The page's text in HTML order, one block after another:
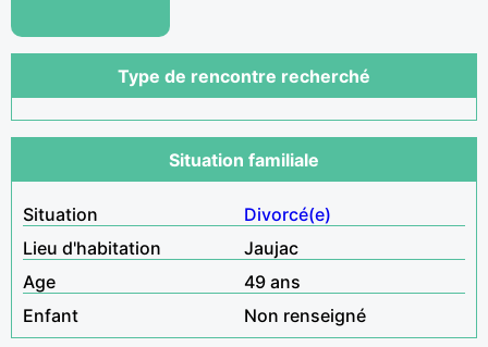
Type de rencontre recherché
Situation familiale
Situation
Divorcé(e)
Lieu d'habitation
Jaujac
Age
49 ans
Enfant
Non renseigné